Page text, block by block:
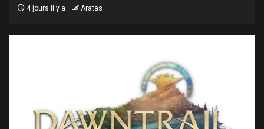
4 jours il y a Aratas